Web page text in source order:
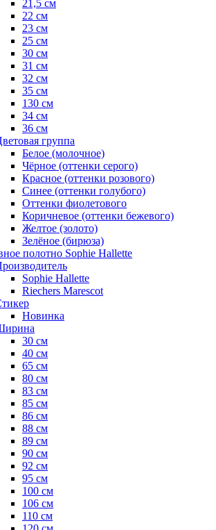
21,5 см
22 см
23 см
25 см
30 см
31 см
32 см
35 см
130 см
34 см
36 см
группа
Белое (молочное)
Чёрное (оттенки серого)
Красное (оттенки розового)
Синее (оттенки голубого)
Оттенки фиолетового
Коричневое (оттенки бежевого)
Желтое (золото)
Зелёное (бирюза)
полотно Sophie Hallette
Sophie Hallette
Riechers Marescot
Новинка
30 см
40 см
65 см
80 см
83 см
85 см
86 см
88 см
89 см
90 см
92 см
95 см
100 см
106 см
110 см